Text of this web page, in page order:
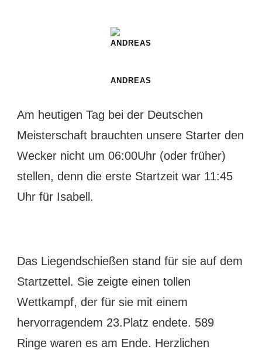
ANDREAS
Am heutigen Tag bei der Deutschen
Meisterschaft brauchten unsere Starter den
Wecker nicht um 06:00Uhr (oder früher)
stellen, denn die erste Startzeit war 11:45
Uhr für Isabell.
Das Liegendschießen stand für sie auf dem
Startzettel. Sie zeigte einen tollen
Wettkampf, der für sie mit einem
hervorragendem 23.Platz endete. 589
Ringe waren es am Ende. Herzlichen